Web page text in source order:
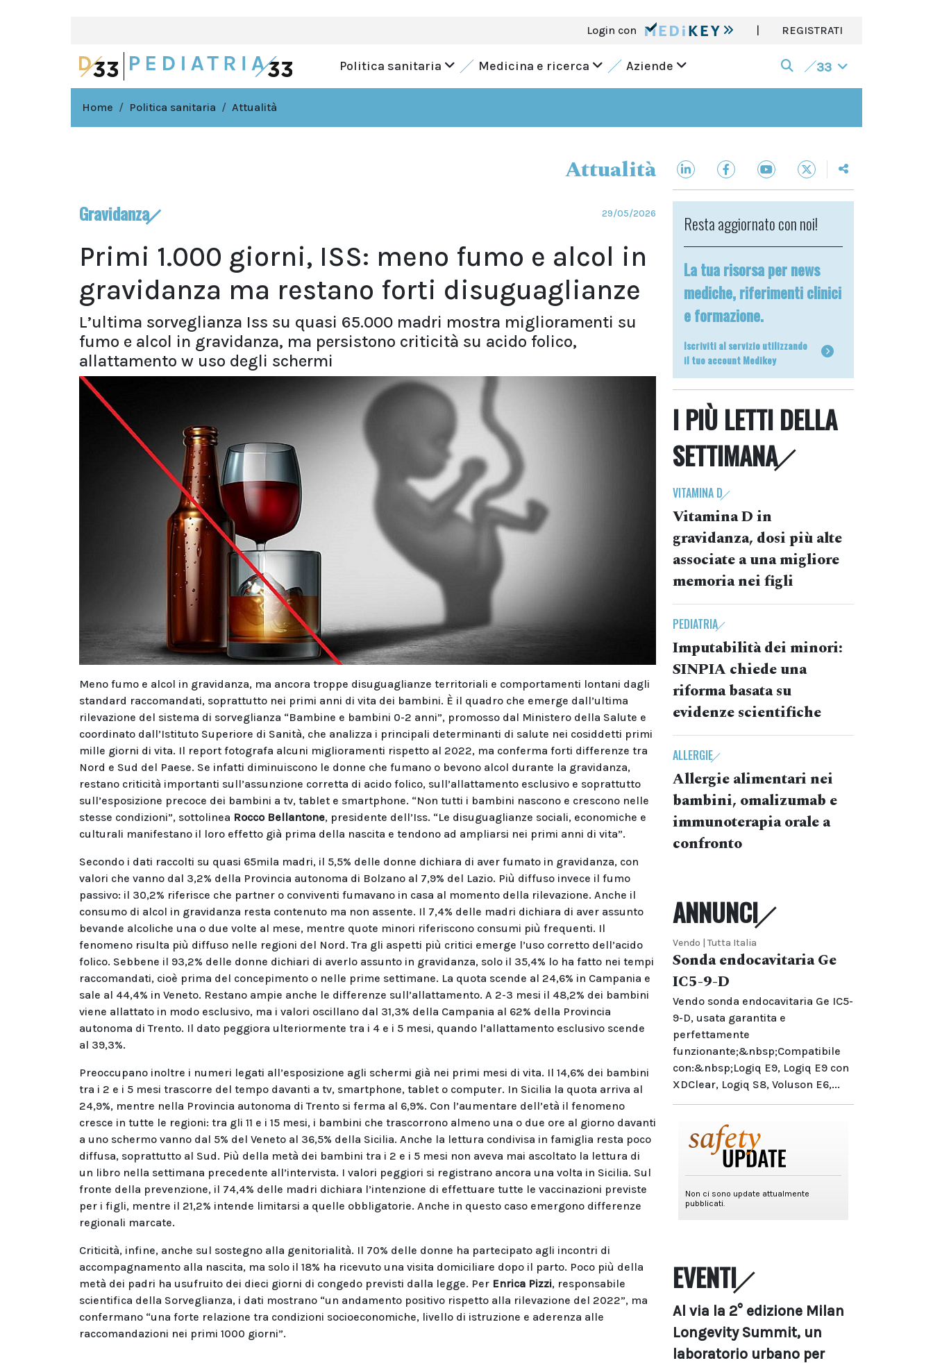
Login con | REGISTRATI
Politica sanitaria Medicina e ricerca Aziende 33
Home Politica sanitaria Attualità
Attualità
Gravidanza 29/05/2026
Primi 1.000 giorni, ISS: meno fumo e alcol in
gravidanza ma restano forti disuguaglianze
L’ultima sorveglianza Iss su quasi 65.000 madri mostra miglioramenti su
fumo e alcol in gravidanza, ma persistono criticità su acido folico,
allattamento w uso degli schermi
Meno fumo e alcol in gravidanza, ma ancora troppe disuguaglianze territoriali e comportamenti lontani dagli
standard raccomandati, soprattutto nei primi anni di vita dei bambini. È il quadro che emerge dall’ultima
rilevazione del sistema di sorveglianza “Bambine e bambini 0-2 anni”, promosso dal Ministero della Salute e
coordinato dall’Istituto Superiore di Sanità, che analizza i principali determinanti di salute nei cosiddetti primi
mille giorni di vita. Il report fotografa alcuni miglioramenti rispetto al 2022, ma conferma forti differenze tra
Nord e Sud del Paese. Se infatti diminuiscono le donne che fumano o bevono alcol durante la gravidanza,
restano criticità importanti sull’assunzione corretta di acido folico, sull’allattamento esclusivo e soprattutto
sull’esposizione precoce dei bambini a tv, tablet e smartphone. “Non tutti i bambini nascono e crescono nelle
stesse condizioni”, sottolinea Rocco Bellantone, presidente dell’Iss. “Le disuguaglianze sociali, economiche e
culturali manifestano il loro effetto già prima della nascita e tendono ad ampliarsi nei primi anni di vita”.
Secondo i dati raccolti su quasi 65mila madri, il 5,5% delle donne dichiara di aver fumato in gravidanza, con
valori che vanno dal 3,2% della Provincia autonoma di Bolzano al 7,9% del Lazio. Più diffuso invece il fumo
passivo: il 30,2% riferisce che partner o conviventi fumavano in casa al momento della rilevazione. Anche il
consumo di alcol in gravidanza resta contenuto ma non assente. Il 7,4% delle madri dichiara di aver assunto
bevande alcoliche una o due volte al mese, mentre quote minori riferiscono consumi più frequenti. Il
fenomeno risulta più diffuso nelle regioni del Nord. Tra gli aspetti più critici emerge l’uso corretto dell’acido
folico. Sebbene il 93,2% delle donne dichiari di averlo assunto in gravidanza, solo il 35,4% lo ha fatto nei tempi
raccomandati, cioè prima del concepimento o nelle prime settimane. La quota scende al 24,6% in Campania e
sale al 44,4% in Veneto. Restano ampie anche le differenze sull’allattamento. A 2-3 mesi il 48,2% dei bambini
viene allattato in modo esclusivo, ma i valori oscillano dal 31,3% della Campania al 62% della Provincia
autonoma di Trento. Il dato peggiora ulteriormente tra i 4 e i 5 mesi, quando l’allattamento esclusivo scende
al 39,3%.
Preoccupano inoltre i numeri legati all’esposizione agli schermi già nei primi mesi di vita. Il 14,6% dei bambini
tra i 2 e i 5 mesi trascorre del tempo davanti a tv, smartphone, tablet o computer. In Sicilia la quota arriva al
24,9%, mentre nella Provincia autonoma di Trento si ferma al 6,9%. Con l’aumentare dell’età il fenomeno
cresce in tutte le regioni: tra gli 11 e i 15 mesi, i bambini che trascorrono almeno una o due ore al giorno davanti
a uno schermo vanno dal 5% del Veneto al 36,5% della Sicilia. Anche la lettura condivisa in famiglia resta poco
diffusa, soprattutto al Sud. Più della metà dei bambini tra i 2 e i 5 mesi non aveva mai ascoltato la lettura di
un libro nella settimana precedente all’intervista. I valori peggiori si registrano ancora una volta in Sicilia. Sul
fronte della prevenzione, il 74,4% delle madri dichiara l’intenzione di effettuare tutte le vaccinazioni previste
per i figli, mentre il 21,2% intende limitarsi a quelle obbligatorie. Anche in questo caso emergono differenze
regionali marcate.
Criticità, infine, anche sul sostegno alla genitorialità. Il 70% delle donne ha partecipato agli incontri di
accompagnamento alla nascita, ma solo il 18% ha ricevuto una visita domiciliare dopo il parto. Poco più della
metà dei padri ha usufruito dei dieci giorni di congedo previsti dalla legge. Per Enrica Pizzi, responsabile
scientifica della Sorveglianza, i dati mostrano “un andamento positivo rispetto alla rilevazione del 2022”, ma
confermano “una forte relazione tra condizioni socioeconomiche, livello di istruzione e aderenza alle
raccomandazioni nei primi 1000 giorni”.
Resta aggiornato con noi!
La tua risorsa per news
mediche, riferimenti clinici
e formazione.
Iscriviti al servizio utilizzando
il tuo account Medikey
I PIÙ LETTI DELLA
SETTIMANA
VITAMINA D
Vitamina D in
gravidanza, dosi più alte
associate a una migliore
memoria nei figli
PEDIATRIA
Imputabilità dei minori:
SINPIA chiede una
riforma basata su
evidenze scientifiche
ALLERGIE
Allergie alimentari nei
bambini, omalizumab e
immunoterapia orale a
confronto
ANNUNCI
Vendo | Tutta Italia
Sonda endocavitaria Ge
IC5-9-D
Vendo sonda endocavitaria Ge IC5-
9-D, usata garantita e
perfettamente
funzionante;&nbsp;Compatibile
con:&nbsp;Logiq E9, Logiq E9 con
XDClear, Logiq S8, Voluson E6,...
EVENTI
Al via la 2° edizione Milan
Longevity Summit, un
laboratorio urbano per